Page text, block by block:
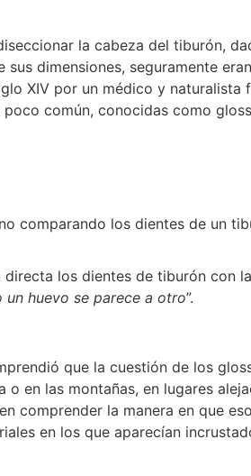
la cabeza del tiburón,
sus dimensiones, seguramente
XIV por un médico y
común, conocidas como
comparando los dientes de un
los dientes de tiburón con
un huevo se parece a otro”.
que la cuestión de los
o en las montañas, en lugares
comprender la manera en que
en los que aparecían